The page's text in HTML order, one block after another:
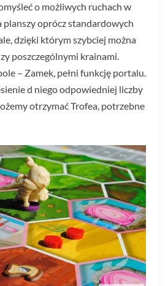
o możliwych ruchach w
planszy oprócz standardowych
dzięki którym szybciej można
poszczególnymi krainami.
– Zamek, pełni funkcję portalu.
d niego odpowiedniej liczby
otrzymać Trofea, potrzebne